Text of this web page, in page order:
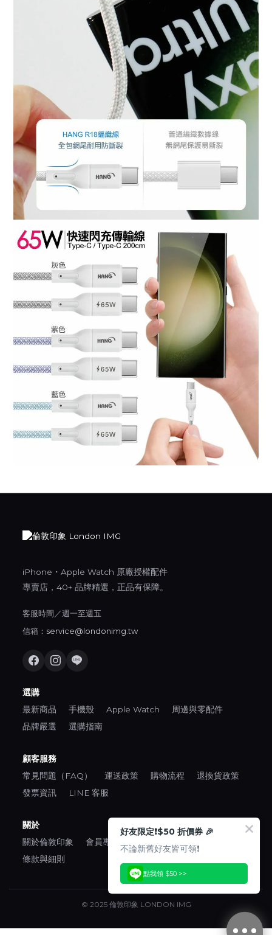
iPhone・Apple Watch 原廠授權配件
專賣店，40+ 品牌精選，正品有保障。
客服時間／週一至週五
信箱： service@londonimg.tw
選購
最新商品 手機殼 Apple Watch
周邊與零配件
品牌嚴選
選購指南
顧客服務
常見問題（FAQ） 運送政策 購物流程
退換貨政策
發票資訊
LINE 客服
關於
關於倫敦印象 會員專區
條款與細則
© 2025 倫敦印象 LONDON IMG
好友限定❗️$50 折價券 🎉
不論新舊好友皆可領❗️
點我領 $50 >>